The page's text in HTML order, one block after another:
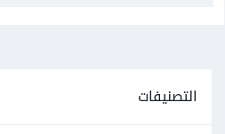
التصنيفات